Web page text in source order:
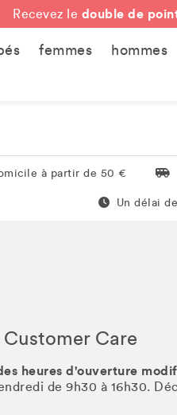
Recevez le double de
femmes hommes
à partir de 50 €
Un délai
Un délai
Care
heures d'ouverture
de 9h30 à 16h30.